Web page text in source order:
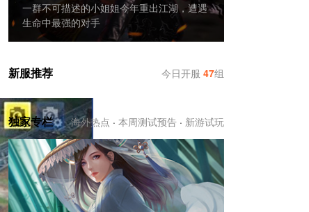
一群不可描述的小姐姐今年重出江湖，遭遇
生命中最强的对手
新服推荐 今日开服 47组
独家专栏 海外热点 · 本周测试预告 · 新游试玩